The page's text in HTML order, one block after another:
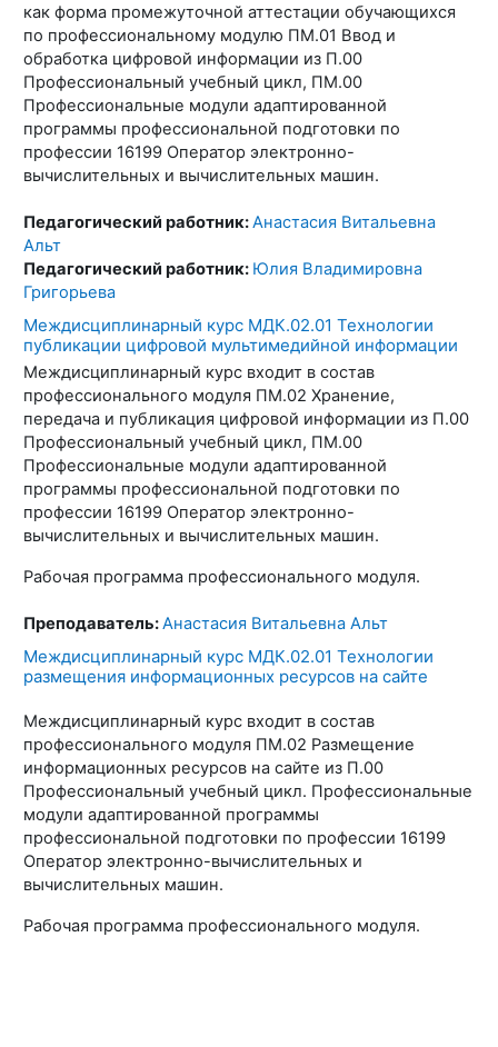
как форма промежуточной аттестации обучающихся
по профессиональному модулю ПМ.01 Ввод и
обработка цифровой информации из П.00
Профессиональный учебный цикл, ПМ.00
Профессиональные модули адаптированной
программы профессиональной подготовки по
профессии 16199 Оператор электронно-
вычислительных и вычислительных машин.
Педагогический работник:Анастасия Витальевна
Альт
Педагогический работник: Юлия Владимировна
Григорьева
Междисциплинарный курс МДК.02.01 Технологии
публикации цифровой мультимедийной информации
Междисциплинарный курс входит в состав
профессионального модуля ПМ.02 Хранение,
передача и публикация цифровой информации из П.00
Профессиональный учебный цикл, ПМ.00
Профессиональные модули адаптированной
программы профессиональной подготовки по
профессии 16199 Оператор электронно-
вычислительных и вычислительных машин.
Рабочая программа профессионального модуля.
Преподаватель:Анастасия Витальевна Альт
Междисциплинарный курс МДК.02.01 Технологии
размещения информационных ресурсов на сайте
Междисциплинарный курс входит в состав
профессионального модуля ПМ.02 Размещение
информационных ресурсов на сайте из П.00
Профессиональный учебный цикл. Профессиональные
модули адаптированной программы
профессиональной подготовки по профессии 16199
Оператор электронно-вычислительных и
вычислительных машин.
Рабочая программа профессионального модуля.